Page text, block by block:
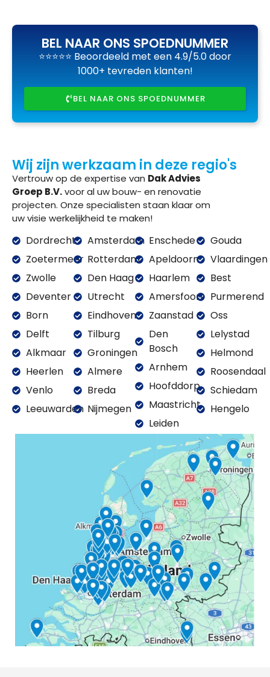
BEL NAAR ONS SPOEDNUMMER
⭐⭐⭐⭐⭐ Beoordeeld met een 4.9/5.0 door
1000+ tevreden klanten!
BEL NAAR ONS SPOEDNUMMER
Wij zijn werkzaam in deze regio's
Vertrouw op de expertise van Dak Advies
Groep B.V.voor al uw bouw- en renovatie
projecten. Onze specialisten staan klaar om
uw visie werkelijkheid te maken!
Dordrecht
Zoetermeer
Zwolle
Deventer
Born
Delft
Alkmaar
Heerlen
Venlo
Leeuwarden
Amsterdam
Rotterdam
Den Haag
Utrecht
Eindhoven
Tilburg
Groningen
Almere
Breda
Nijmegen
Enschede
Apeldoorn
Haarlem
Amersfoort
Zaanstad
Den
Bosch
Arnhem
Hoofddorp
Maastricht
Leiden
Gouda
Vlaardingen
Best
Purmerend
Oss
Lelystad
Helmond
Roosendaal
Schiedam
Hengelo